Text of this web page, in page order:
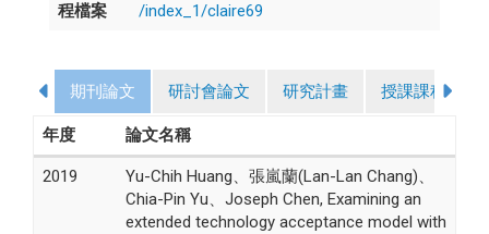
程檔案
/index_1/claire69
期刊論文 研討會論文 研究計畫 授課課程
年度 論文名稱
2019
Yu-Chih Huang、張嵐蘭(Lan-Lan Chang)、
Chia-Pin Yu、Joseph Chen, Examining an
extended technology acceptance model with